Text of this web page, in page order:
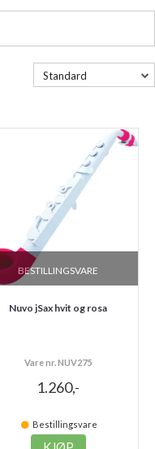
Standard
BESTILLINGSVARE
Nuvo jSax hvit og rosa
Vare nr. NUV275
1.260,-
Bestillingsvare